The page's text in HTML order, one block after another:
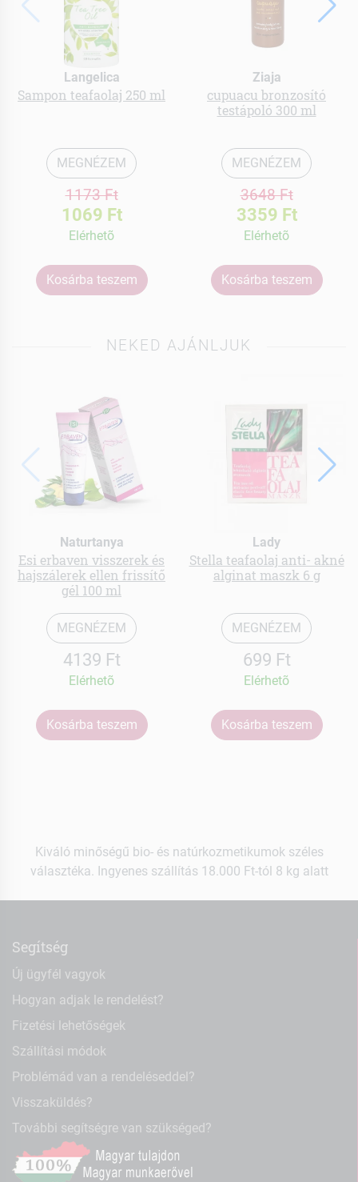
Langelica
Sampon teafaolaj 250 ml
MEGNÉZEM
1173 Ft
1069 Ft
Elérhetõ
Kosárba teszem
Ziaja
cupuacu bronzosító
testápoló 300 ml
MEGNÉZEM
3648 Ft
3359 Ft
Elérhetõ
Kosárba teszem
NEKED AJÁNLJUK
Naturtanya
Esi erbaven visszerek és
hajszálerek ellen frissítő
gél 100 ml
MEGNÉZEM
4139 Ft
Elérhetõ
Kosárba teszem
Lady
Stella teafaolaj anti- akné
alginat maszk 6 g
MEGNÉZEM
699 Ft
Elérhetõ
Kosárba teszem
Kiváló minőségű bio- és natúrkozmetikumok széles
választéka. Ingyenes szállítás 18.000 Ft-tól 8 kg alatt
Segítség
Új ügyfél vagyok
Hogyan adjak le rendelést?
Fizetési lehetőségek
Szállítási módok
Problémád van a rendeléseddel?
Visszaküldés?
További segítségre van szükséged?